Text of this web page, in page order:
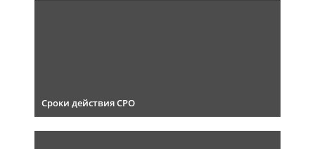
Сроки действия СРО